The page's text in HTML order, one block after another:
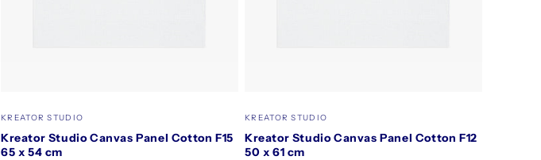
Säljare:
KREATOR STUDIO
Kreator Studio Canvas Panel Cotton F15
65 x 54 cm
Säljare:
KREATOR STUDIO
Kreator Studio Canvas Panel Cotton F12
50 x 61 cm